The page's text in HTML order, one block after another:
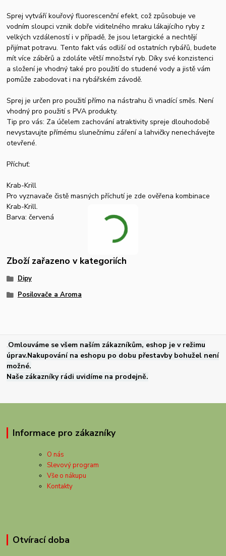
Sprej vytváří kouřový fluorescenční efekt, což způsobuje ve
vodním sloupci vznik dobře viditelného mraku lákajícího ryby z
velkých vzdáleností i v případě, že jsou letargické a nechtějí
přijímat potravu. Tento fakt vás odliší od ostatních rybářů, budete
mít více záběrů a zdoláte větší množství ryb. Díky své konzistenci
a složení je vhodný také pro použití do studené vody a jistě vám
pomůže zabodovat i na rybářském závodě.
Sprej je určen pro použití přímo na nástrahu či vnadící směs. Není
vhodný pro použití s PVA produkty.
Tip pro vás: Za účelem zachování atraktivity spreje dlouhodobě
nevystavujte přímému slunečnímu záření a lahvičky nenechávejte
otevřené.
Příchuť:
Krab-Krill
Pro vyznavače čistě masných příchutí je zde ověřena kombinace
Krab-Krill.
Barva: červená
Zboží zařazeno v kategoriích
Dipy
Posilovače a Aroma
.Omlouváme se všem naším zákazníkům, eshop je v režimu
úprav.Nakupování na eshopu po dobu přestavby bohužel není
možné.
Naše zákazníky rádi uvidíme na prodejně.
Informace pro zákazníky
O nás
Slevový program
Vše o nákupu
Kontakty
Otvírací doba